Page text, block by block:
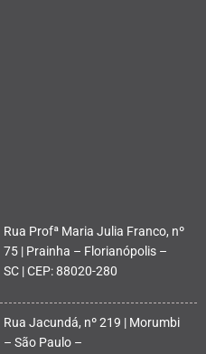
Rua Profª Maria Julia Franco, nº
75 | Prainha – Florianópolis –
SC | CEP: 88020-280
Rua Jacundá, nº 219 | Morumbi
– São Paulo –